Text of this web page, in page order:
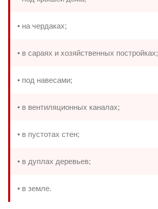
• на чердаках;
• в сараях и хозяйственных постройках;
• под навесами;
• в вентиляционных каналах;
• в пустотах стен;
• в дуплах деревьев;
• в земле.